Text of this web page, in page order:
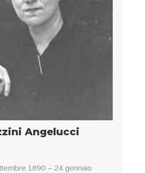
Angelucci
1890 – 24 gennaio